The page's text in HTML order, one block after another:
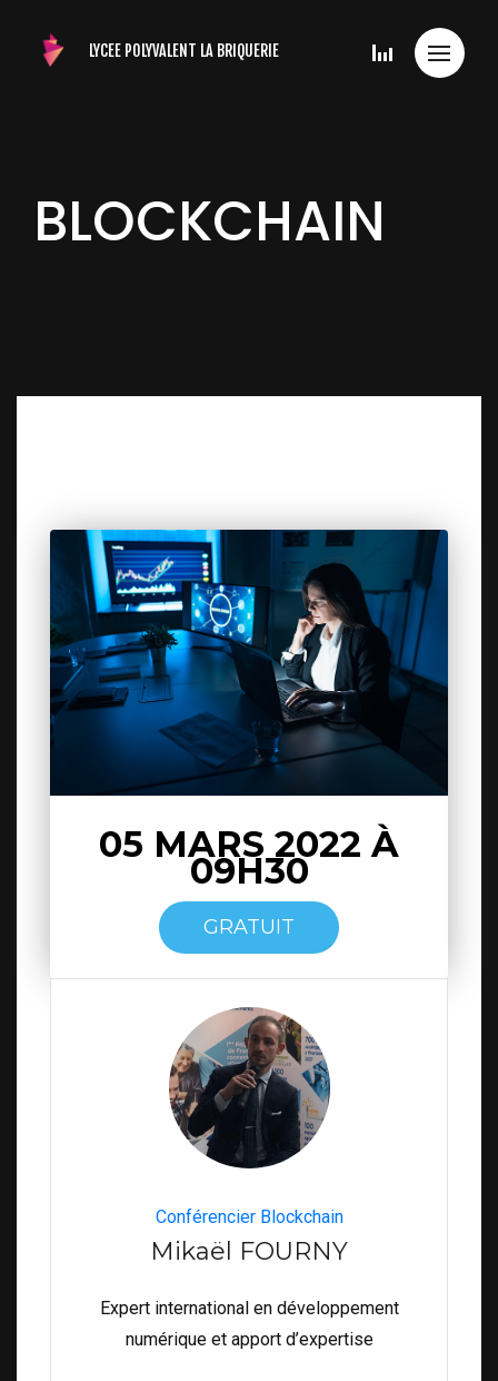
LYCEE POLYVALENT LA BRIQUERIE
BLOCKCHAIN
05 MARS 2022 À
09H30
GRATUIT
Conférencier Blockchain
Mikaël FOURNY
Expert international en développement
numérique et apport d’expertise